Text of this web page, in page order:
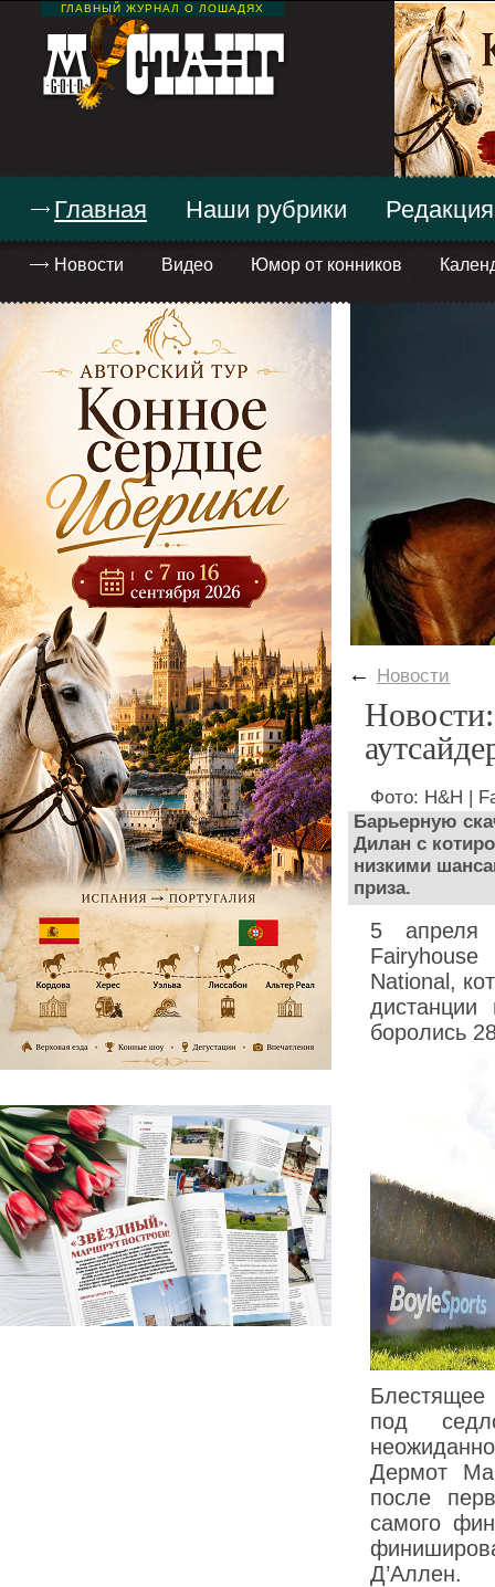
ГЛАВНЫЙ ЖУРНАЛ О ЛОШАДЯХ
Главная
Новости Видео Юмор от конников
Наши рубрики Редакция
← Новости
Фото: H&H |
Барьерную
Дилан с
низкими
приза.
5 апреля
National,
боролись
Блестящее
под
Дермот
после
самого
Д’Аллен.